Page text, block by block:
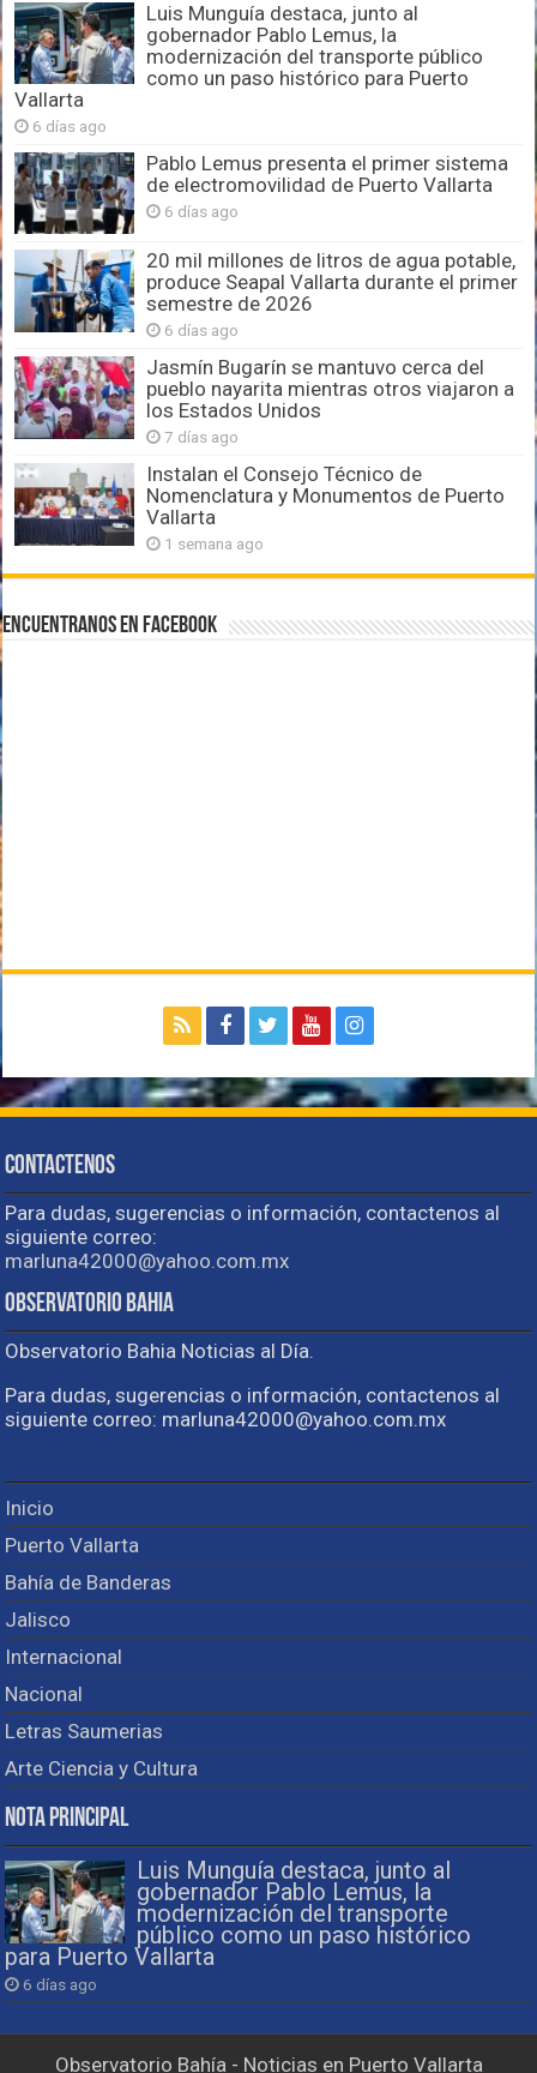
Luis Munguía destaca, junto al
gobernador Pablo Lemus, la
modernización del transporte público
como un paso histórico para Puerto
Vallarta
6 días ago
Pablo Lemus presenta el primer sistema
de electromovilidad de Puerto Vallarta
6 días ago
20 mil millones de litros de agua potable,
produce Seapal Vallarta durante el primer
semestre de 2026
6 días ago
Jasmín Bugarín se mantuvo cerca del
pueblo nayarita mientras otros viajaron a
los Estados Unidos
7 días ago
Instalan el Consejo Técnico de
Nomenclatura y Monumentos de Puerto
Vallarta
1 semana ago
Encuentranos en Facebook
Contactenos
Para dudas, sugerencias o información, contactenos al
siguiente correo:
marluna42000@yahoo.com.mx
Observatorio Bahia
Observatorio Bahia Noticias al Día.
Para dudas, sugerencias o información, contactenos al
siguiente correo: marluna42000@yahoo.com.mx
Inicio
Puerto Vallarta
Bahía de Banderas
Jalisco
Internacional
Nacional
Letras Saumerias
Arte Ciencia y Cultura
Nota Principal
Luis Munguía destaca, junto al
gobernador Pablo Lemus, la
modernización del transporte
público como un paso histórico
para Puerto Vallarta
6 días ago
Observatorio Bahía - Noticias en Puerto Vallarta